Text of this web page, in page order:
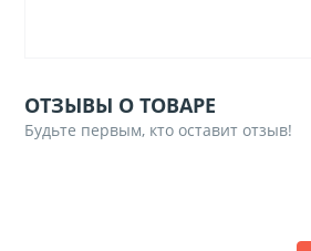
ОТЗЫВЫ О ТОВАРЕ
Будьте первым, кто оставит отзыв!